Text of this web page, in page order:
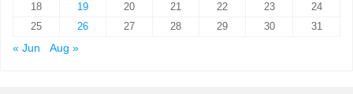
18
19 20 21 22 23
24
25
26 27 28 29 30
31
« Jun
Aug »